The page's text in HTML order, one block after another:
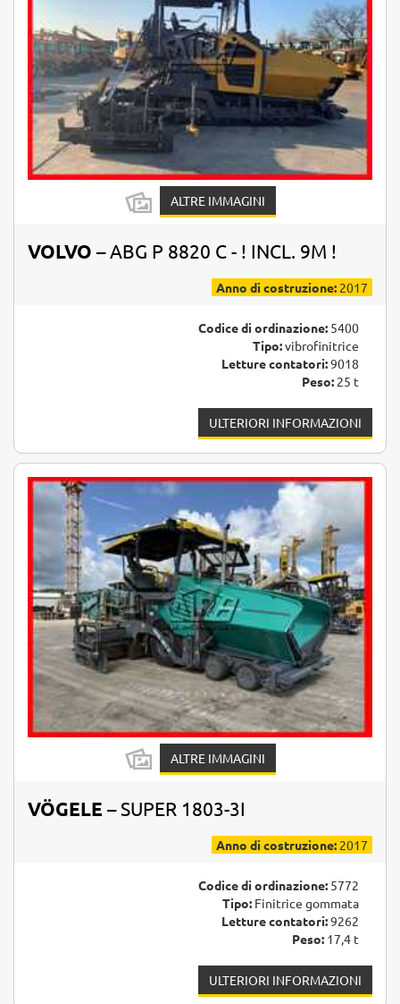
ALTRE IMMAGINI
VOLVO – ABG P 8820 C - ! INCL. 9M !
Anno di costruzione: 2017
Codice di ordinazione: 5400
Tipo:vibrofinitrice
Letture contatori:9018
Peso: 25 t
ULTERIORI INFORMAZIONI
ALTRE IMMAGINI
VÖGELE – SUPER 1803-3I
Anno di costruzione: 2017
Codice di ordinazione: 5772
Tipo: Finitrice gommata
Letture contatori:9262
Peso: 17,4 t
ULTERIORI INFORMAZIONI